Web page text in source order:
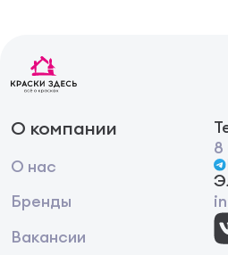
О компании
О нас
Бренды
Вакансии
8